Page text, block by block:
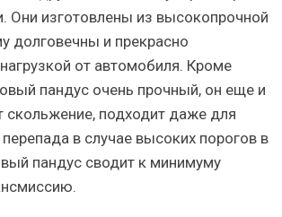
Они изготовлены из высокопрочной
долговечны и прекрасно
от автомобиля. Кроме
пандус очень прочный, он еще и
скольжение, подходит даже для
в случае высоких порогов в
пандус сводит к минимуму